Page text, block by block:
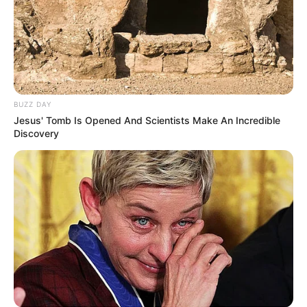
logique de cette épreuve. Régulier, il excelle sur ce
parcours où il a déjà triomphé. Deuxième lors de sa
dernière sortie, il s’élancera avec un avantage
stratégique grâce à son bon numéro 2. Ses
performances hivernales et son chrono rapide sur
ce tracé en font une base solide pour la victoire.
BUZZ DAY
Jesus' Tomb Is Opened And Scientists Make An Incredible
Discovery